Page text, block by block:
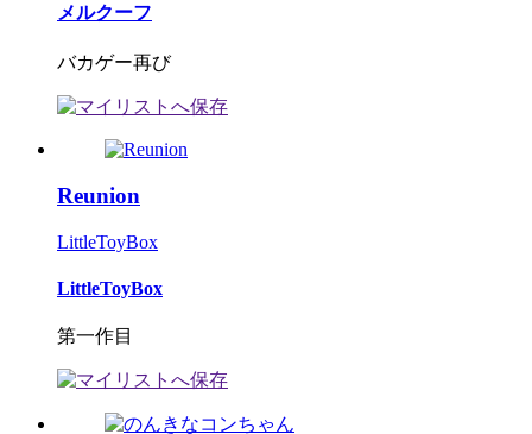
メルクーフ
バカゲー再び
Reunion
LittleToyBox
LittleToyBox
第一作目